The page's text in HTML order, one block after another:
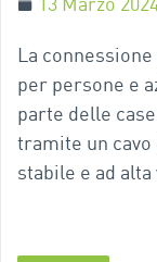
La
per persone e
parte delle
tramite un
stabile e ad alta